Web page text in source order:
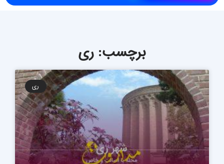
برچسب: ری
ری